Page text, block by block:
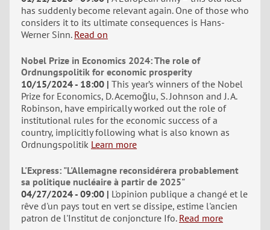
has suddenly become relevant again. One of those who
considers it to its ultimate consequences is Hans-
Werner Sinn. Read on
Nobel Prize in Economics 2024: The role of
Ordnungspolitik for economic prosperity
10/15/2024 - 18:00 This year’s winners of the Nobel
Prize for Economics, D. Acemoğlu, S. Johnson and J. A.
Robinson, have empirically worked out the role of
institutional rules for the economic success of a
country, implicitly following what is also known as
Ordnungspolitik Learn more
L'Express: "L'Allemagne reconsidérera probablement
sa politique nucléaire à partir de 2025"
04/27/2024 - 09:00
L'opinion publique a changé et le
rêve d'un pays tout en vert se dissipe, estime l'ancien
patron de l'Institut de conjoncture Ifo. Read more